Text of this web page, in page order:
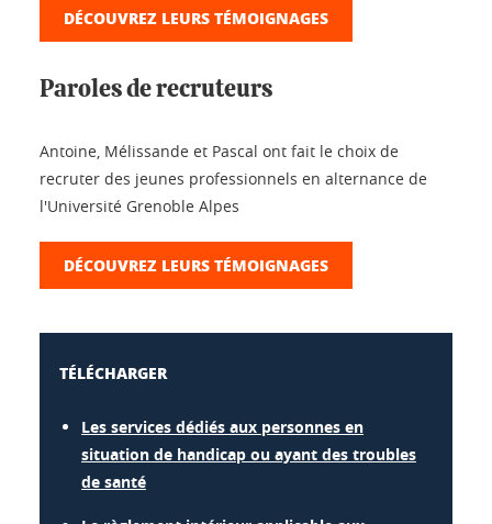
DÉCOUVREZ LEURS TÉMOIGNAGES
Paroles de recruteurs
Antoine, Mélissande et Pascal ont fait le choix de
recruter des jeunes professionnels en alternance de
l'Université Grenoble Alpes
DÉCOUVREZ LEURS TÉMOIGNAGES
TÉLÉCHARGER
Les services dédiés aux personnes en
situation de handicap ou ayant des troubles
de santé